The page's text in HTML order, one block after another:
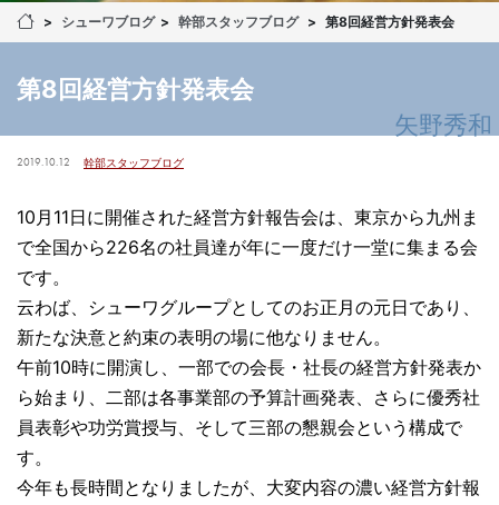
シューワブログ 幹部スタッフブログ 第8回経営方針発表会
第8回経営方針発表会
矢野秀和
2019.10.12 幹部スタッフブログ
10月11日に開催された経営方針報告会は、東京から九州ま
で全国から226名の社員達が年に一度だけ一堂に集まる会
です。
云わば、シューワグループとしてのお正月の元日であり、
新たな決意と約束の表明の場に他なりません。
午前10時に開演し、一部での会長・社長の経営方針発表か
ら始まり、二部は各事業部の予算計画発表、さらに優秀社
員表彰や功労賞授与、そして三部の懇親会という構成で
す。
今年も長時間となりましたが、大変内容の濃い経営方針報